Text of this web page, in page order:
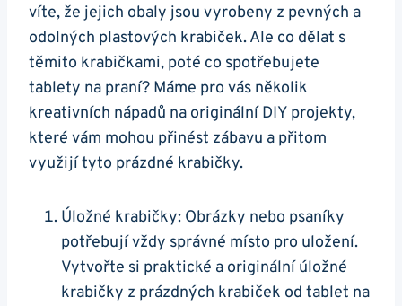
víte, ⁢že jejich ⁤obaly jsou vyrobeny‍ z pevných a
odolných plastových krabiček. Ale co dělat s
těmito krabičkami, poté co spotřebujete
tablety ⁤na praní? ‌Máme pro‌ vás několik
kreativních nápadů na ⁣originální DIY projekty,
které vám mohou přinést zábavu ‍a přitom
využijí tyto prázdné krabičky.
Úložné krabičky: Obrázky nebo psaníky
potřebují vždy správné místo pro uložení.
Vytvořte si praktické a originální úložné
krabičky z prázdných krabiček od‍ tablet ‌na